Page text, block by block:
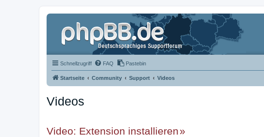
Schnellzugriff FAQ Pastebin
Startseite Community Support Videos
Videos
Video: Extension installieren